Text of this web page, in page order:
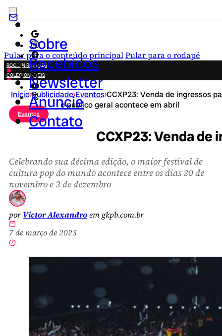
Pular para o conteúdo principalPular para o rodapé
Sobre
Recebidos
Newsletter
Anuncie
Contato
ROCK IN RIO 2026
COLECIONÁVEIS
FESTA JUNINA
NOVIDADES
CAMPANHAS CRIATIVAS
Início›Publicidade›Eventos›CCXP23: Venda de ingressos
o público geral acontece em abril
Eventos
CCXP23: Venda
Celebrando sua décima edição, o maior festival de
cultura pop do mundo acontece entre os dias 30 de
novembro e 3 de dezembro
por Victor Alexandroem gkpb.com.br
7 de março de 2023